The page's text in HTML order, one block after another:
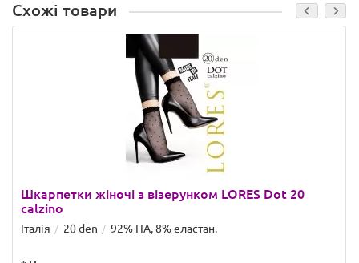
Схожі товари
Шкарпетки жіночі з візерунком LORES Dot 20
calzino
Італія 20 den 92% ПА, 8% еластан.